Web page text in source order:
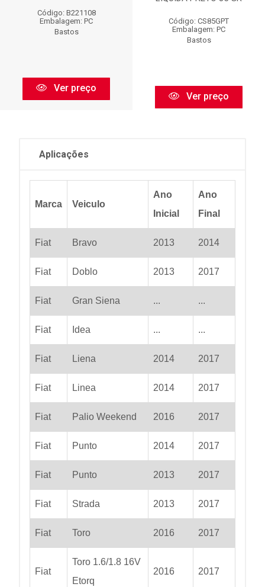
Código: B221108
Embalagem: PC
Bastos
Ver preço
Código: CS85GPT
Embalagem: PC
Bastos
Ver preço
Aplicações
Marca Veiculo
Ano
Inicial
Ano
Final
Fiat Bravo 2013 2014
Fiat Doblo 2013 2017
Fiat Gran Siena ... ...
Fiat Idea ... ...
Fiat Liena 2014 2017
Fiat Linea 2014 2017
Fiat Palio Weekend 2016 2017
Fiat Punto 2014 2017
Fiat Punto 2013 2017
Fiat Strada 2013 2017
Fiat Toro 2016 2017
Fiat
Toro 1.6/1.8 16V
Etorq
2016 2017